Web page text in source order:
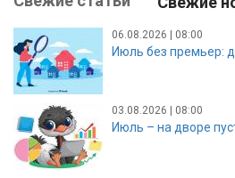
06.08.2026 | 08:00
Июль без премьер:
03.08.2026 | 08:00
Июль – на дворе